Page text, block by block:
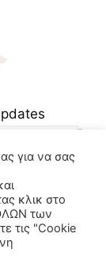
για να σας
κλικ στο
των
τις "Cookie